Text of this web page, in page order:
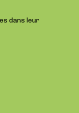
dans leur